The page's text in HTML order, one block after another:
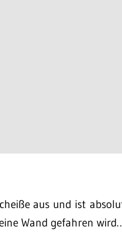
aus und ist
Wand gefahren